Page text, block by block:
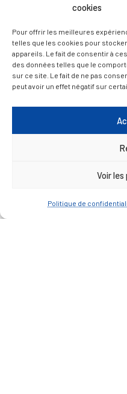
cookies
Pour offrir les meilleures
telles que les cookies pour
appareils. Le fait de consentir à
des données telles que le
sur ce site. Le fait de ne pas
peut avoir un effet négatif sur
Voir
Politique de
— Faire une recherche
A